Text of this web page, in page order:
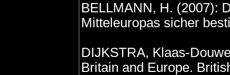
BELLMANN, H. (2007):
Mitteleuropas sicher
DIJKSTRA, Klaas-
Britain and Europe.